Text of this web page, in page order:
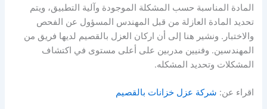
المادة المناسبة حسب المشكلة الموجودة وآلية التطبيق، ويتم
تحديد المادة العازلة من قبل المهندس المسؤول عن الفحص
والاختبار. ونشير هنا إلى أن اركان العزل بالقصيم لديها فريق من
المهندسين. وفنيين مدربين على أعلى مستوى في اكتشاف
المشكلات وتحديد المشكله.
اقراء عن: شركة عزل خزانات بالقصيم